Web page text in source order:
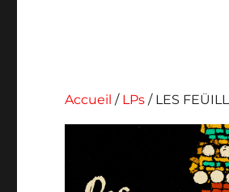
Accueil / LPs / LES